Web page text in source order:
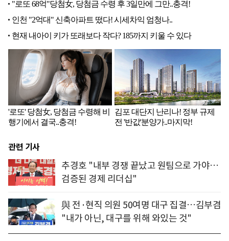
관련 기사
추경호 "내부 경쟁 끝났고 원팀으로 가야…
검증된 경제 리더십"
與 전·현직 의원 50여명 대구 집결…김부겸
"내가 아닌, 대구를 위해 와있는 것"